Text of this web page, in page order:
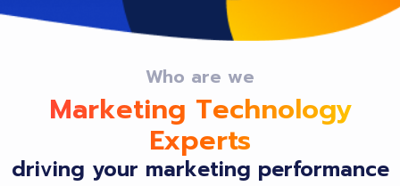
Who are we
Marketing Technology
Experts
driving your marketing performance